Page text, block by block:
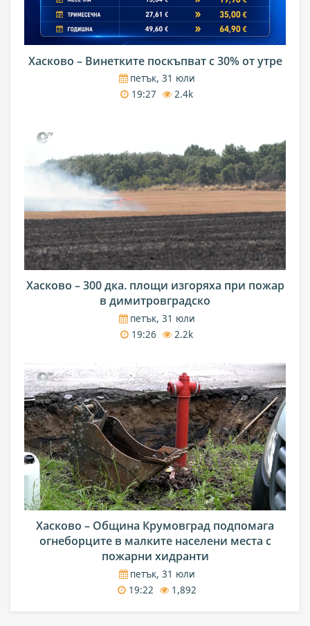
Хасково – Винетките поскъпват с 30% от утре
петък, 31 юли
19:27
2.4k
Хасково – 300 дка. площи изгоряха при пожар
в димитровградско
петък, 31 юли
19:26
2.2k
Хасково – Община Крумовград подпомага
огнеборците в малките населени места с
пожарни хидранти
петък, 31 юли
19:22
1,892